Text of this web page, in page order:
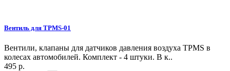
Вентиль для TPMS-01
Вентили, клапаны для датчиков давления воздуха TPMS в
колесах автомобилей. Комплект - 4 штуки. В к..
495 р.